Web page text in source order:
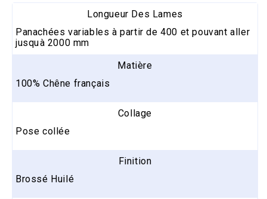
Longueur Des Lames
Panachées variables à partir de 400 et pouvant aller
jusquà 2000 mm
Matière
100% Chêne français
Collage
Pose collée
Finition
Brossé Huilé